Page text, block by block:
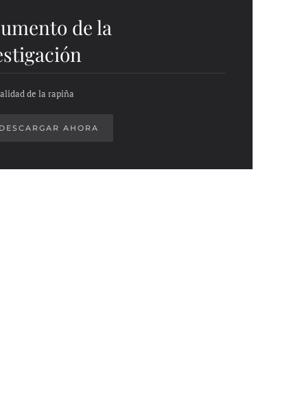
de la
de la rapiña
DESCARGAR AHORA